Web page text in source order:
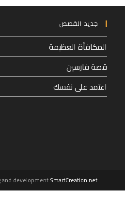
جديد القصص
المكافأة العظيمة
قصة فارسين
اعتمد على نفسك
and developmentSmartCreation.net